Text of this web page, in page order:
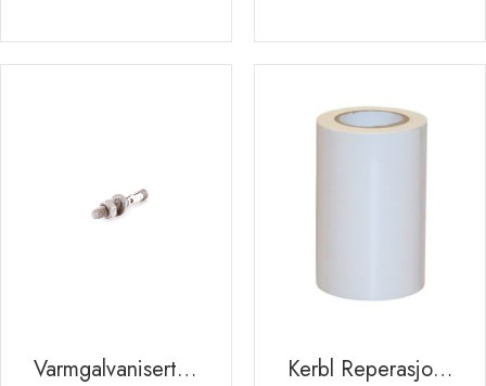
Varmgalvanisert ekspansjonsbolt M20 Kerbl Reperasjons tape til rundballer 10m. 10cm 0.2tykk